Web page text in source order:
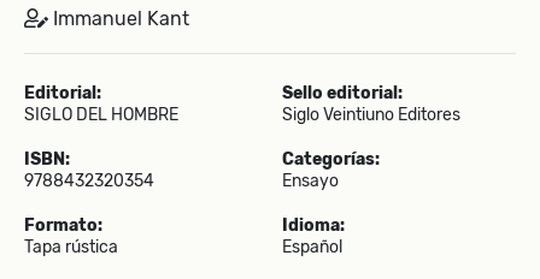
Immanuel Kant
Editorial:
SIGLO DEL HOMBRE
Sello editorial:
Siglo Veintiuno Editores
ISBN:
9788432320354
Categorías:
Ensayo
Formato:
Tapa rústica
Idioma:
Español